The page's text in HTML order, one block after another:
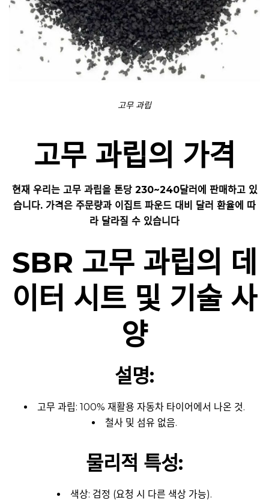
고무 과립
고무 과립의 가격
현재 우리는 고무 과립을 톤당 230~240달러에 판매하고 있
습니다. 가격은 주문량과 이집트 파운드 대비 달러 환율에 따
라 달라질 수 있습니다
SBR 고무 과립의 데
이터 시트 및 기술 사
양
설명:
고무 과립: 100% 재활용 자동차 타이어에서 나온 것.
철사 및 섬유 없음.
물리적 특성:
색상: 검정 (요청 시 다른 색상 가능).